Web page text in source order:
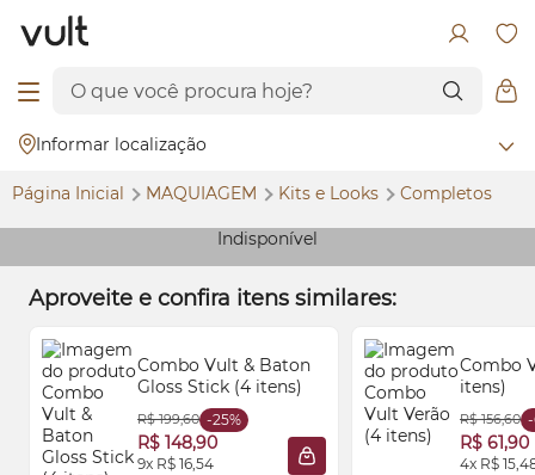
Informar localização
Página Inicial MAQUIAGEM Kits e Looks Completos
Indisponível
Aproveite e confira itens similares:
Combo Vult & Baton
Gloss Stick (4 itens)
R$ 199,60 -25%
R$ 148,90
9x R$ 16,54 ADICIONAR À SACOLA
Combo
itens)
R$ 156,60
R$ 61,90
4x R$